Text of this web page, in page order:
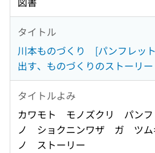
タイトル
川本ものづくり [パンフレッ
出す、ものづくりのストーリー
タイトルよみ
カワモト モノズクリ パンフ
ノ ショクニンワザ ガ ツ
ノ ストーリー